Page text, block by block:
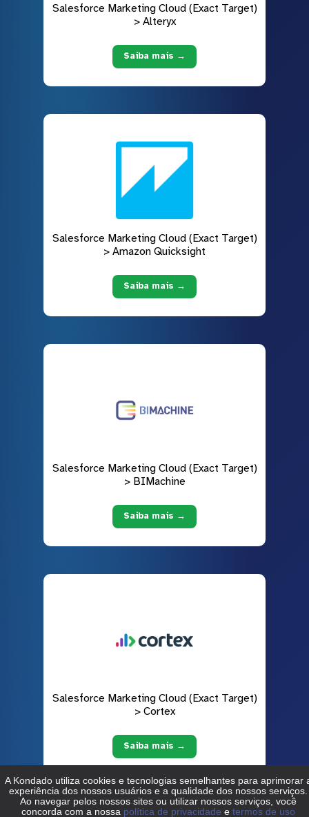
Salesforce Marketing Cloud (Exact Target)
> Alteryx
Saiba mais →
Salesforce Marketing Cloud (Exact Target)
> Amazon Quicksight
Saiba mais →
Salesforce Marketing Cloud (Exact Target)
> BIMachine
Saiba mais →
Salesforce Marketing Cloud (Exact Target)
> Cortex
Saiba mais →